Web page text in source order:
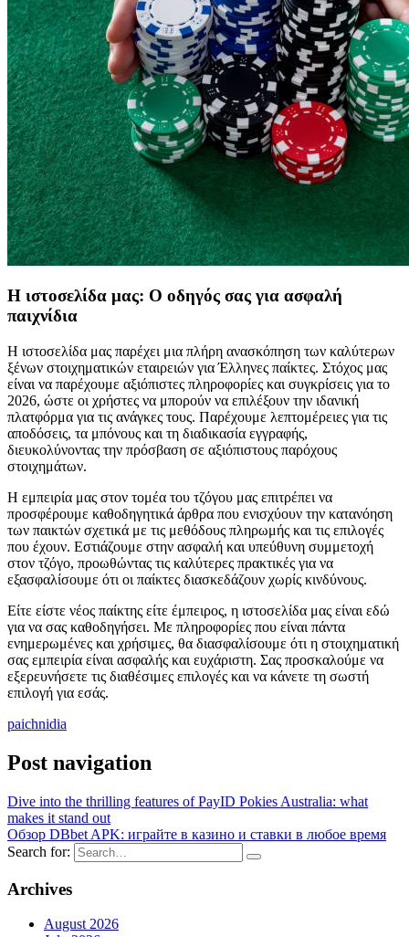
Η ιστοσελίδα μας: Ο οδηγός σας για ασφαλή
παιχνίδια
Η ιστοσελίδα μας παρέχει μια πλήρη ανασκόπηση των καλύτερων
ξένων στοιχηματικών εταιρειών για Έλληνες παίκτες. Στόχος μας
είναι να παρέχουμε αξιόπιστες πληροφορίες και συγκρίσεις για το
2026, ώστε οι χρήστες να μπορούν να επιλέξουν την ιδανική
πλατφόρμα για τις ανάγκες τους. Παρέχουμε λεπτομέρειες για τις
αποδόσεις, τα μπόνους και τη διαδικασία εγγραφής,
διευκολύνοντας την πρόσβαση σε αξιόπιστους παρόχους
στοιχημάτων.
Η εμπειρία μας στον τομέα του τζόγου μας επιτρέπει να
προσφέρουμε καθοδηγητικά άρθρα που ενισχύουν την κατανόηση
των παικτών σχετικά με τις μεθόδους πληρωμής και τις επιλογές
που έχουν. Εστιάζουμε στην ασφαλή και υπεύθυνη συμμετοχή
στον τζόγο, προωθώντας τις καλύτερες πρακτικές για να
εξασφαλίσουμε ότι οι παίκτες διασκεδάζουν χωρίς κινδύνους.
Είτε είστε νέος παίκτης είτε έμπειρος, η ιστοσελίδα μας είναι εδώ
για να σας καθοδηγήσει. Με πληροφορίες που είναι πάντα
ενημερωμένες και χρήσιμες, θα διασφαλίσουμε ότι η στοιχηματική
σας εμπειρία είναι ασφαλής και ευχάριστη. Σας προσκαλούμε να
εξερευνήσετε τις διαθέσιμες επιλογές και να κάνετε τη σωστή
επιλογή για εσάς.
paichnidia
Post navigation
Dive into the thrilling features of PayID Pokies Australia: what
makes it stand out
Обзор DBbet APK: играйте в казино и ставки в любое время
Search for:
Archives
August 2026